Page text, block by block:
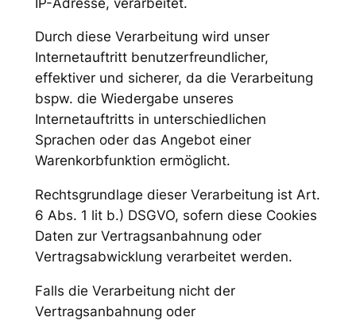
Durch diese Verarbeitung wird unser
Internetauftritt benutzerfreundlicher,
effektiver und sicherer, da die Verarbeitung
bspw. die Wiedergabe unseres
Internetauftritts in unterschiedlichen
Sprachen oder das Angebot einer
Warenkorbfunktion ermöglicht.
Rechtsgrundlage dieser Verarbeitung ist Art.
6 Abs. 1 lit b.) DSGVO, sofern diese Cookies
Daten zur Vertragsanbahnung oder
Vertragsabwicklung verarbeitet werden.
Falls die Verarbeitung nicht der
Vertragsanbahnung oder